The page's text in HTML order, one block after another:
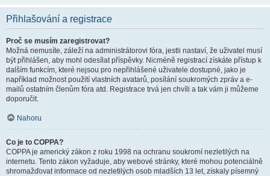
Přihlašování a registrace
Proč se musím zaregistrovat?
Možná nemusíte, záleží na administrátorovi fóra, jestli nastaví, že uživatel musí
být přihlášen, aby mohl odesílat příspěvky. Nicméně registrací získáte přístup k
dalším funkcím, které nejsou pro nepřihlášené uživatele dostupné, jako je
například možnost použití vlastních avatarů, posílání soukromých zpráv a e-
mailů ostatním členům fóra atd. Registrace trvá jen chvíli a tak vám ji můžeme
doporučit.
Nahoru
Co je to COPPA?
COPPA je americký zákon z roku 1998 na ochranu soukromí nezletilých na
internetu. Tento zákon vyžaduje, aby webové stránky, které mohou potenciálně
shromažďovat informace od nezletilých osob mladších 13 let, získaly písemný